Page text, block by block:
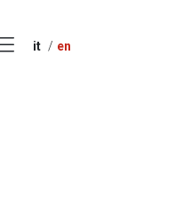
it en